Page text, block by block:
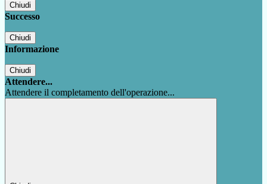
Chiudi
Successo
Chiudi
Informazione
Chiudi
Attendere...
Attendere il completamento dell'operazione...